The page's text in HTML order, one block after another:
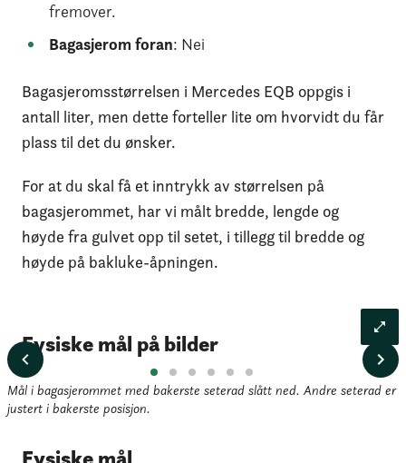
fremover.
Bagasjerom foran: Nei
Bagasjeromsstørrelsen i Mercedes EQB oppgis i
antall liter, men dette forteller lite om hvorvidt du får
plass til det du ønsker.
For at du skal få et inntrykk av størrelsen på
bagasjerommet, har vi målt bredde, lengde og
høyde fra gulvet opp til setet, i tillegg til bredde og
høyde på bakluke-åpningen.
Fysiske mål på bilder
Mål i bagasjerommet med bakerste seterad slått ned. Andre seterad er
justert i bakerste posisjon.